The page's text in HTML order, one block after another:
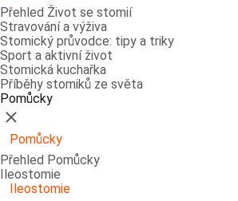
Přehled Život se stomií
Stravování a výživa
Stomický průvodce: tipy a triky
Sport a aktivní život
Stomická kuchařka
Příběhy stomiků ze světa
Pomůcky
Zavřít
Pomůcky
Přehled Pomůcky
Ileostomie
Ileostomie